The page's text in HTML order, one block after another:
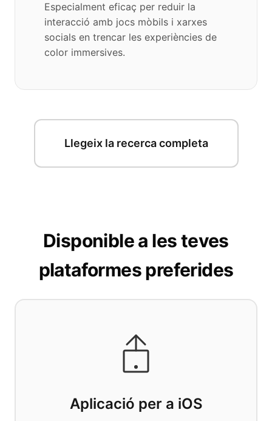
Especialment eficaç per reduir la
interacció amb jocs mòbils i xarxes
socials en trencar les experiències de
color immersives.
Llegeix la recerca completa
Disponible a les teves
plataformes preferides
Aplicació per a iOS